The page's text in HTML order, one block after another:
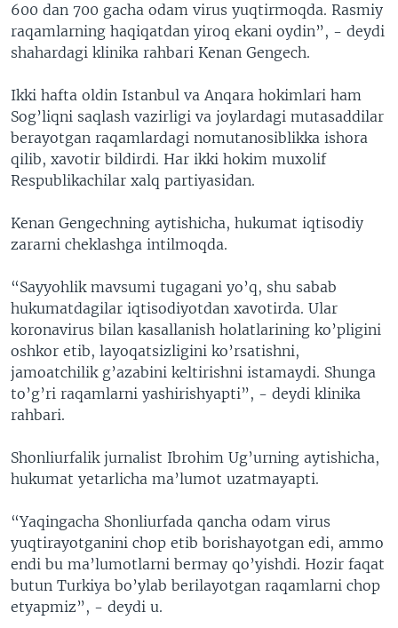
600 dan 700 gacha odam virus yuqtirmoqda. Rasmiy
raqamlarning haqiqatdan yiroq ekani oydin”, - deydi
shahardagi klinika rahbari Kenan Gengech.
Ikki hafta oldin Istanbul va Anqara hokimlari ham
Sog’liqni saqlash vazirligi va joylardagi mutasaddilar
berayotgan raqamlardagi nomutanosiblikka ishora
qilib, xavotir bildirdi. Har ikki hokim muxolif
Respublikachilar xalq partiyasidan.
Kenan Gengechning aytishicha, hukumat iqtisodiy
zararni cheklashga intilmoqda.
“Sayyohlik mavsumi tugagani yo’q, shu sabab
hukumatdagilar iqtisodiyotdan xavotirda. Ular
koronavirus bilan kasallanish holatlarining ko’pligini
oshkor etib, layoqatsizligini ko’rsatishni,
jamoatchilik g’azabini keltirishni istamaydi. Shunga
to’g’ri raqamlarni yashirishyapti”, - deydi klinika
rahbari.
Shonliurfalik jurnalist Ibrohim Ug’urning aytishicha,
hukumat yetarlicha ma’lumot uzatmayapti.
“Yaqingacha Shonliurfada qancha odam virus
yuqtirayotganini chop etib borishayotgan edi, ammo
endi bu ma’lumotlarni bermay qo’yishdi. Hozir faqat
butun Turkiya bo’ylab berilayotgan raqamlarni chop
etyapmiz”, - deydi u.